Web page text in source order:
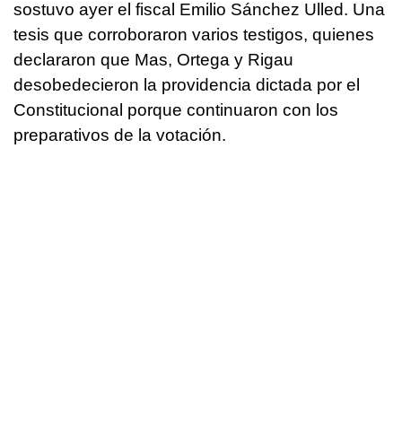
sostuvo ayer el fiscal Emilio Sánchez Ulled. Una
tesis que corroboraron varios testigos, quienes
declararon que Mas, Ortega y Rigau
desobedecieron la providencia dictada por el
Constitucional porque continuaron con los
preparativos de la votación.